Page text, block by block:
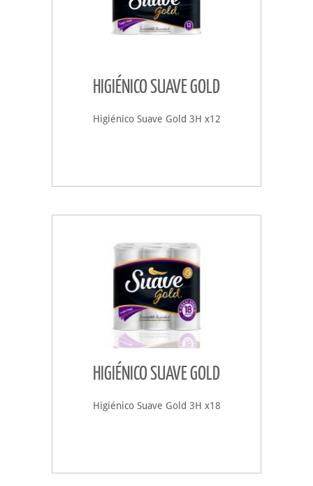
HIGIÉNICO SUAVE GOLD
Higiénico Suave Gold 3H x12
HIGIÉNICO SUAVE GOLD
Higiénico Suave Gold 3H x18